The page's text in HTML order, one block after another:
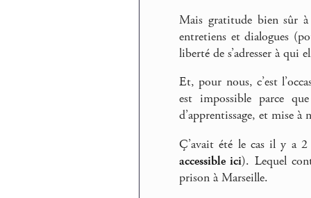
Mais gratitude bien sûr à
entretiens et dialogues
liberté de s’adresser à qui
Et, pour nous, c’est
est impossible parce
d’apprentissage, et mise à
Ç’avait été le cas il y a
accessible ici). Lequel
prison à Marseille.